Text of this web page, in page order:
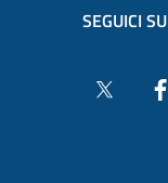
SEGUICI SU
Twitter